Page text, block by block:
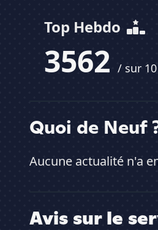
Top Hebdo
3562 / sur
Quoi de Neuf
Aucune actualité n'a
Avis sur le